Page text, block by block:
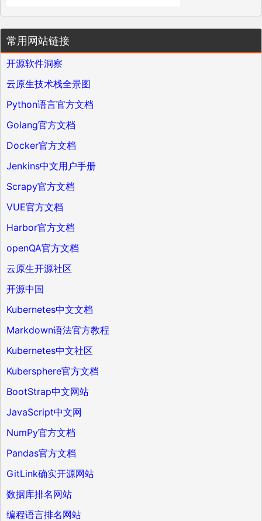
常用网站链接
开源软件洞察
云原生技术栈全景图
Python语言官方文档
Golang官方文档
Docker官方文档
Jenkins中文用户手册
Scrapy官方文档
VUE官方文档
Harbor官方文档
openQA官方文档
云原生开源社区
开源中国
Kubernetes中文文档
Markdown语法官方教程
Kubernetes中文社区
Kubersphere官方文档
BootStrap中文网站
JavaScript中文网
NumPy官方文档
Pandas官方文档
GitLink确实开源网站
数据库排名网站
编程语言排名网站